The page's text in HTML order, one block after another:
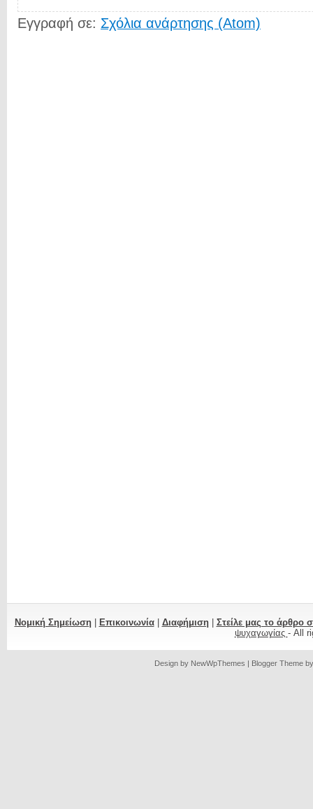
Εγγραφή σε: Σχόλια ανάρτησης (Atom)
Νομική Σημείωση| Επικοινωνία| Διαφήμιση| Στείλε μας το άρθρο
ψυχαγωγίας - All
Design by NewWpThemes | Blogger Theme